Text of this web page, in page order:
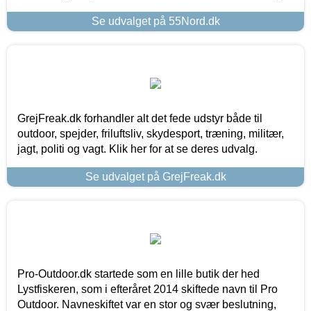
Se udvalget på 55Nord.dk
GrejFreak.dk forhandler alt det fede udstyr både til
outdoor, spejder, friluftsliv, skydesport, træning, militær,
jagt, politi og vagt. Klik her for at se deres udvalg.
Se udvalget på GrejFreak.dk
Pro-Outdoor.dk startede som en lille butik der hed
Lystfiskeren, som i efteråret 2014 skiftede navn til Pro
Outdoor. Navneskiftet var en stor og svær beslutning,